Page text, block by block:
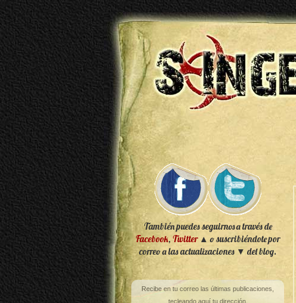
También puedes seguirnos a través de
Facebook,Twitter▲ o suscribiéndote por
correo a las actualizaciones ▼ del blog.
Recibe en tu correo las últimas publicaciones,
tecleando aquí tu dirección.